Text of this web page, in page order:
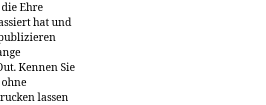
Ehre
hat und
Kennen Sie
lassen